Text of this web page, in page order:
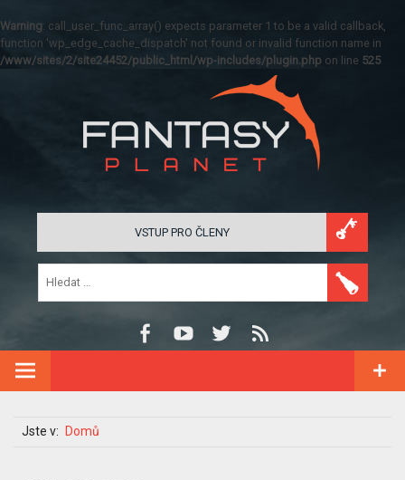
Warning: call_user_func_array() expects parameter 1 to be a valid callback,
function 'wp_edge_cache_dispatch' not found or invalid function name in
/www/sites/2/site24452/public_html/wp-includes/plugin.php on line 525
VSTUP PRO ČLENY
Jste v: Domů